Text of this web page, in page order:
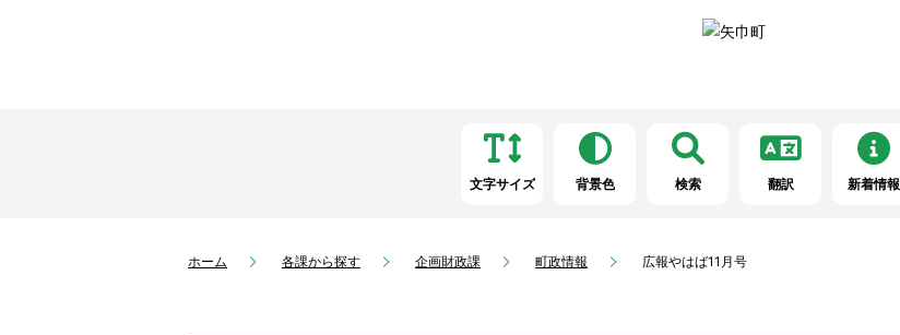
文字サイズ 背景色 検索 翻訳 新着情報
ホーム 各課から探す 企画財政課 町政情報 広報やはば11月号